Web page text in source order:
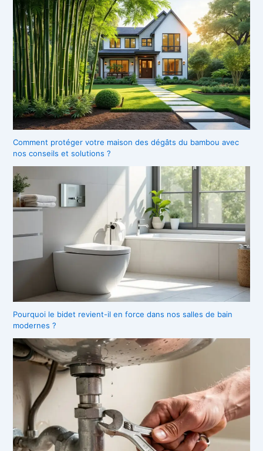
Comment protéger votre maison des dégâts du bambou avec
nos conseils et solutions ?
Pourquoi le bidet revient-il en force dans nos salles de bain
modernes ?